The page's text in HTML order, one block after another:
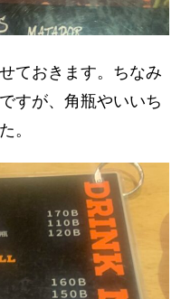
ておきます。ちなみ
すが、角瓶やいいち
。